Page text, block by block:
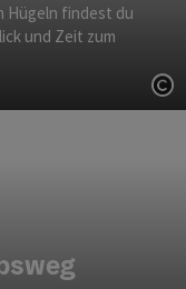
Hügeln findest du
und Zeit zum